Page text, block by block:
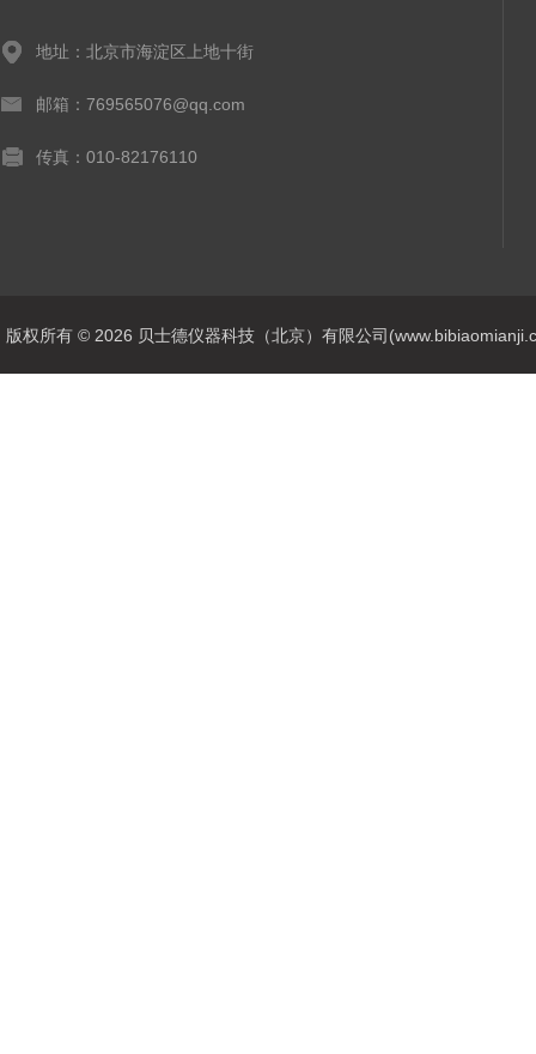
地址：北京市海淀区上地十街
邮箱：769565076@qq.com
传真：010-82176110
版权所有 © 2026 贝士德仪器科技（北京）有限公司